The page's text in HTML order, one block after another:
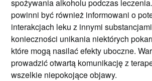
spożywania alkoholu podczas
powinni być również informowani o
interakcjach leku z innymi
konieczności unikania niektórych
które mogą nasilać efekty uboczne.
prowadzić otwartą komunikację z
wszelkie niepokojące objawy.